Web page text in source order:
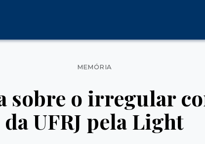
Categorias
MEMÓRIA
sobre o irregular
da UFRJ pela Light